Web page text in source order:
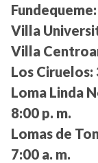
Fundequeme:
Villa
Villa
Los Ciruelos:
Loma Linda
8:00 p. m.
Lomas de
7:00 a. m.